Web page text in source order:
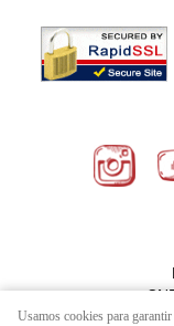
Usamos cookies para